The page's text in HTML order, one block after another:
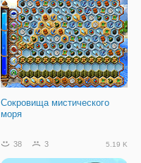
Сокровища мистического
моря
38 3 5.19 K